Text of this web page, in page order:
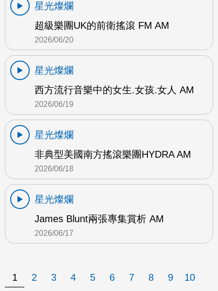
星光燦爛
超級樂團UK的前衛搖滾 FM AM
2026/06/20
星光燦爛
西方流行音樂中的女生.女孩.女人 AM
2026/06/19
星光燦爛
非典型美國南方搖滾樂團HYDRA AM
2026/06/18
星光燦爛
James Blunt兩張專集賞析 AM
2026/06/17
1 2 3 4 5 6 7 8 9
10